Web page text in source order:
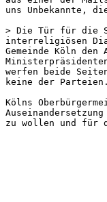
uns Unbekannte,
> Die Tür für die
interreligiösen
Gemeinde Köln
werfen beide
keine der Parteien.
Kölns
zu wollen und für